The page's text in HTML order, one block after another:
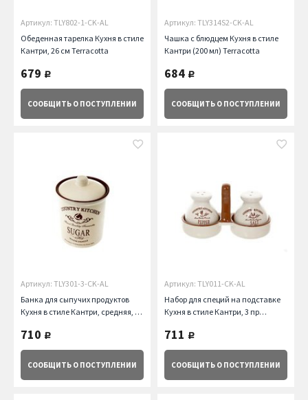
Артикул: TLY802-1-CK-AL
Обеденная тарелка Кухня в стиле
Кантри, 26 см Terracotta
679 руб.
СООБЩИТЬ О ПОСТУПЛЕНИИ
Артикул: TLY314S2-CK-AL
Чашка с блюдцем Кухня в стиле
Кантри (200 мл) Terracotta
684 руб.
СООБЩИТЬ О ПОСТУПЛЕНИИ
Артикул: TLY301-3-CK-AL
Банка для сыпучих продуктов
Кухня в стиле Кантри, средняя, 16
710 руб.
СООБЩИТЬ О ПОСТУПЛЕНИИ
Артикул: TLY011-CK-AL
Набор для специй на подставке
Кухня в стиле Кантри, 3 пр
711 руб.
СООБЩИТЬ О ПОСТУПЛЕНИИ